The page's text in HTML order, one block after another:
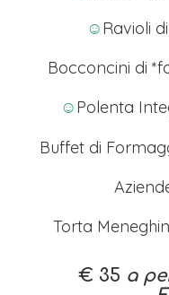
☺Ravioli di
Bocconcini di
☺Polenta
Buffet di
Torta
€ 35 a